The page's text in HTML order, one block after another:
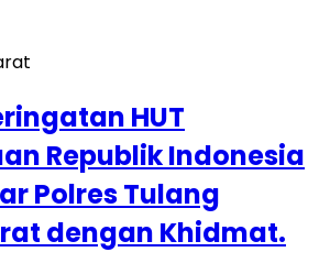
HUT
Republik Indonesia
Polres Tulang
dengan Khidmat.